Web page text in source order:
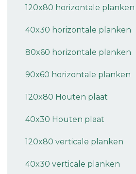
120x80 horizontale planken
40x30 horizontale planken
80x60 horizontale planken
90x60 horizontale planken
120x80 Houten plaat
40x30 Houten plaat
120x80 verticale planken
40x30 verticale planken